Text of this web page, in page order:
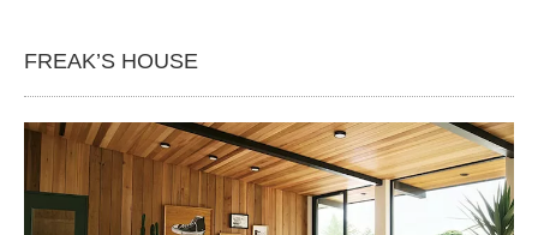
FREAK’S HOUSE